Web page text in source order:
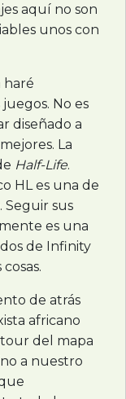
aquí no son
unos con
haré
No es
diseñado a
La
Half-Life.
HL es una de
Seguir sus
es una
de Infinity
de atrás
africano
del mapa
a nuestro